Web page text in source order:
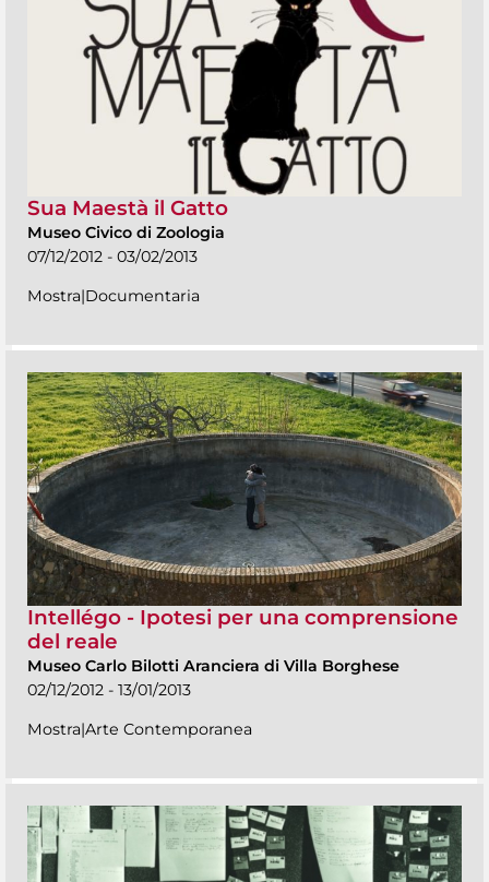
Sua Maestà il Gatto
Museo Civico di Zoologia
07/12/2012 - 03/02/2013
Mostra|Documentaria
Intellégo - Ipotesi per una comprensione
del reale
Museo Carlo Bilotti Aranciera di Villa Borghese
02/12/2012 - 13/01/2013
Mostra|Arte Contemporanea